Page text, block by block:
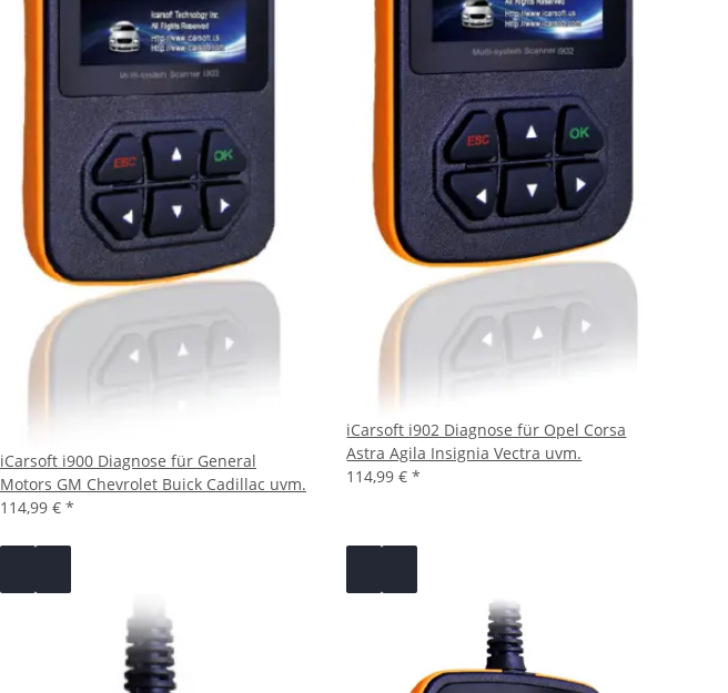
iCarsoft i900 Diagnose für General
Motors GM Chevrolet Buick Cadillac uvm.
114,99 € *
iCarsoft i902 Diagnose für Opel Corsa
Astra Agila Insignia Vectra uvm.
114,99 €*